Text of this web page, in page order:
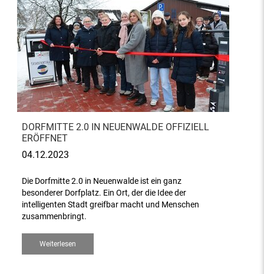
DORFMITTE 2.0 IN NEUENWALDE OFFIZIELL
ERÖFFNET
04.12.2023
Die Dorfmitte 2.0 in Neuenwalde ist ein ganz
besonderer Dorfplatz. Ein Ort, der die Idee der
intelligenten Stadt greifbar macht und Menschen
zusammenbringt.
Weiterlesen